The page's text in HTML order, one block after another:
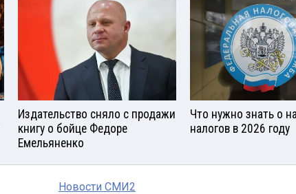
Издательство сняло с продажи
книгу о бойце Федоре
Емельяненко
Что нужно знать о
налогов в 2026 году
Новости СМИ2